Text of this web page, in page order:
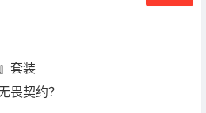
套装
畏契约？